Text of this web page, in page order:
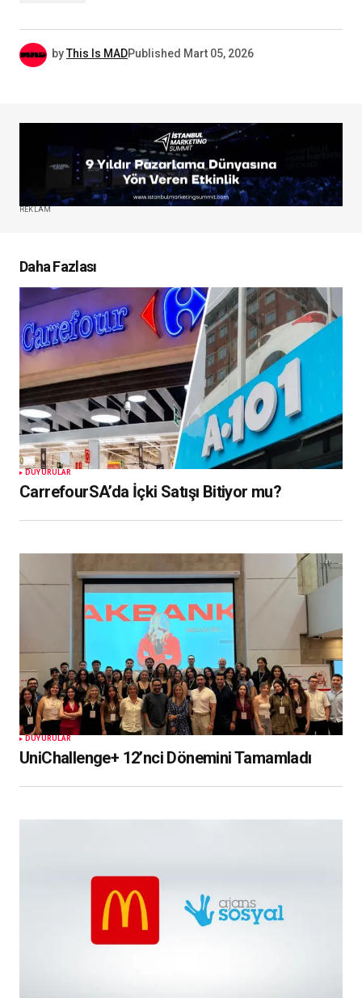
byThis Is MADPublished Mart 05, 2026
REKLAM
Daha Fazlası
DUYURULAR
CarrefourSA’da İçki Satışı Bitiyor mu?
DUYURULAR
UniChallenge+ 12’nci Dönemini Tamamladı